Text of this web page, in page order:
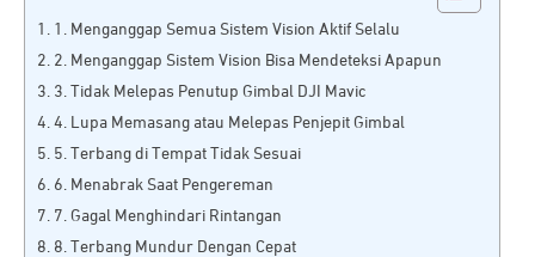
1. Menganggap Semua Sistem Vision Aktif Selalu
2. Menganggap Sistem Vision Bisa Mendeteksi Apapun
3. Tidak Melepas Penutup Gimbal DJI Mavic
4. Lupa Memasang atau Melepas Penjepit Gimbal
5. Terbang di Tempat Tidak Sesuai
6. Menabrak Saat Pengereman
7. Gagal Menghindari Rintangan
8. Terbang Mundur Dengan Cepat